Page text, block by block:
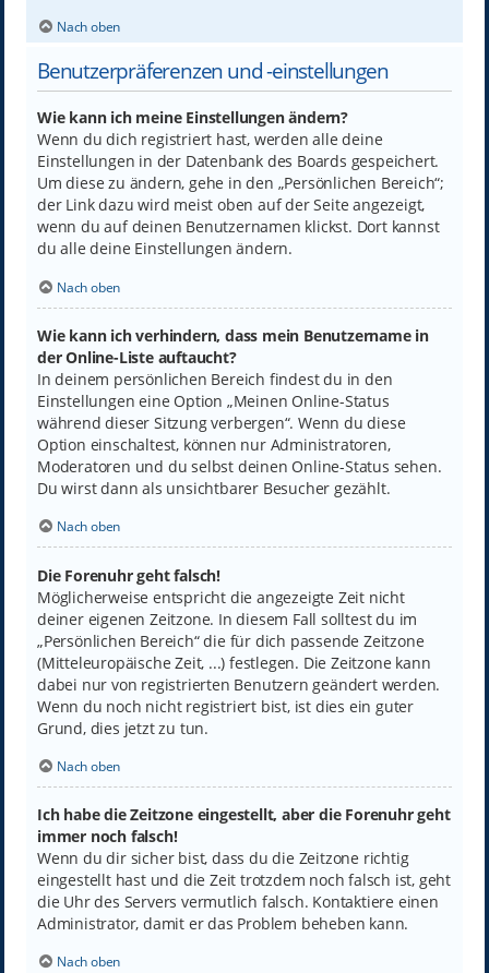
Nach oben
Benutzerpräferenzen und -einstellungen
Wie kann ich meine Einstellungen ändern?
Wenn du dich registriert hast, werden alle deine
Einstellungen in der Datenbank des Boards gespeichert.
Um diese zu ändern, gehe in den „Persönlichen Bereich“;
der Link dazu wird meist oben auf der Seite angezeigt,
wenn du auf deinen Benutzernamen klickst. Dort kannst
du alle deine Einstellungen ändern.
Nach oben
Wie kann ich verhindern, dass mein Benutzername in
der Online-Liste auftaucht?
In deinem persönlichen Bereich findest du in den
Einstellungen eine Option „Meinen Online-Status
während dieser Sitzung verbergen“. Wenn du diese
Option einschaltest, können nur Administratoren,
Moderatoren und du selbst deinen Online-Status sehen.
Du wirst dann als unsichtbarer Besucher gezählt.
Nach oben
Die Forenuhr geht falsch!
Möglicherweise entspricht die angezeigte Zeit nicht
deiner eigenen Zeitzone. In diesem Fall solltest du im
„Persönlichen Bereich“ die für dich passende Zeitzone
(Mitteleuropäische Zeit, ...) festlegen. Die Zeitzone kann
dabei nur von registrierten Benutzern geändert werden.
Wenn du noch nicht registriert bist, ist dies ein guter
Grund, dies jetzt zu tun.
Nach oben
Ich habe die Zeitzone eingestellt, aber die Forenuhr geht
immer noch falsch!
Wenn du dir sicher bist, dass du die Zeitzone richtig
eingestellt hast und die Zeit trotzdem noch falsch ist, geht
die Uhr des Servers vermutlich falsch. Kontaktiere einen
Administrator, damit er das Problem beheben kann.
Nach oben